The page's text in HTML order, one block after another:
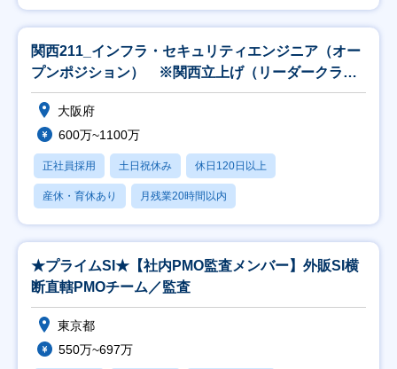
関西211_インフラ・セキュリティエンジニア（オー
プンポジション） ※関西立上げ（リーダークラス
以上
大阪府
600万~1100万
正社員採用 土日祝休み 休日120日以上
産休・育休あり 月残業20時間以内
★プライムSI★【社内PMO監査メンバー】外販SI横
断直轄PMOチーム／監査
東京都
550万~697万